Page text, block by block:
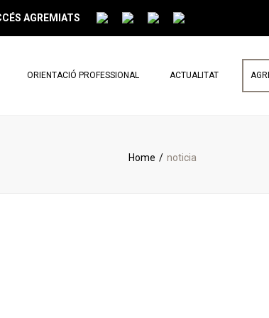
AGREMIATS
ORIENTACIÓ PROFESSIONAL ACTUALITAT
BUTLLETÍ MENSUAL
Home noticia